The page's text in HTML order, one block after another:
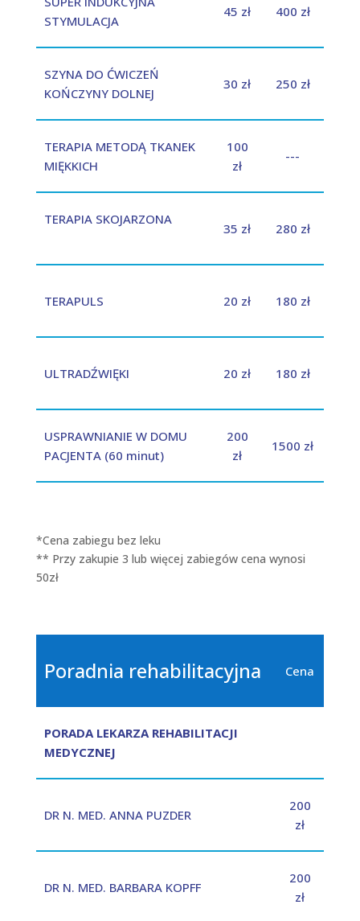
STYMULACJA
45 zł 400 zł
SZYNA DO ĆWICZEŃ
KOŃCZYNY DOLNEJ
30 zł 250 zł
TERAPIA METODĄ TKANEK
MIĘKKICH
100
zł
---
TERAPIA SKOJARZONA
35 zł 280 zł
TERAPULS 20 zł 180 zł
ULTRADŹWIĘKI 20 zł 180 zł
USPRAWNIANIE W DOMU
PACJENTA (60 minut)
200
zł
1500 zł
*Cena zabiegu bez leku
** Przy zakupie 3 lub więcej zabiegów cena wynosi
50zł
Poradnia rehabilitacyjna Cena
PORADA LEKARZA REHABILITACJI
MEDYCZNEJ
DR N. MED. ANNA PUZDER
200
zł
DR N. MED. BARBARA KOPFF
200
zł